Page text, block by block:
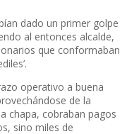
dado un primer golpe
al entonces alcalde,
que conformaban
operativo a buena
de la
chapa, cobraban pagos
sino miles de